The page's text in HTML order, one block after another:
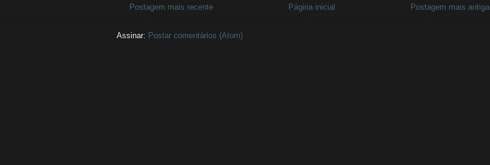
Postagem mais recente Postagem mais antiga
Página inicial
Assinar: Postar comentários (Atom)